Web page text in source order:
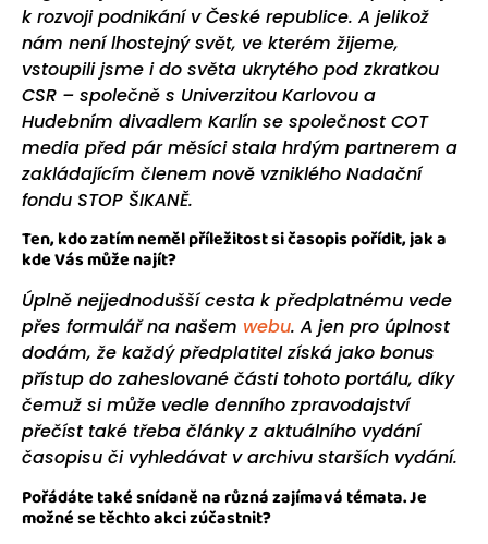
k rozvoji podnikání v České republice. A jelikož
nám není lhostejný svět, ve kterém žijeme,
vstoupili jsme i do světa ukrytého pod zkratkou
CSR – společně s Univerzitou Karlovou a
Hudebním divadlem Karlín se společnost COT
media před pár měsíci stala hrdým partnerem a
zakládajícím členem nově vzniklého Nadační
fondu STOP ŠIKANĚ.
Ten, kdo zatím neměl příležitost si časopis pořídit, jak a
kde Vás může najít?
Úplně nejjednodušší cesta k předplatnému vede
přes formulář na našem webu. A jen pro úplnost
dodám, že každý předplatitel získá jako bonus
přístup do zaheslované části tohoto portálu, díky
čemuž si může vedle denního zpravodajství
přečíst také třeba články z aktuálního vydání
časopisu či vyhledávat v archivu starších vydání.
Pořádáte také snídaně na různá zajímavá témata. Je
možné se těchto akci zúčastnit?